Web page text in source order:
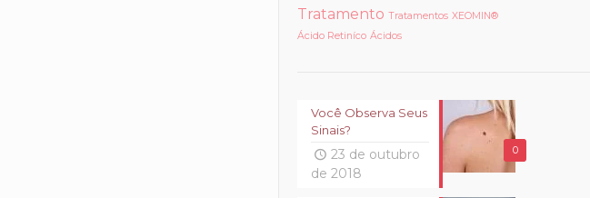
Tratamento Tratamentos XEOMIN®
Ácido Retiníco Ácidos
0
Você Observa Seus
Sinais?
23 de outubro
de 2018